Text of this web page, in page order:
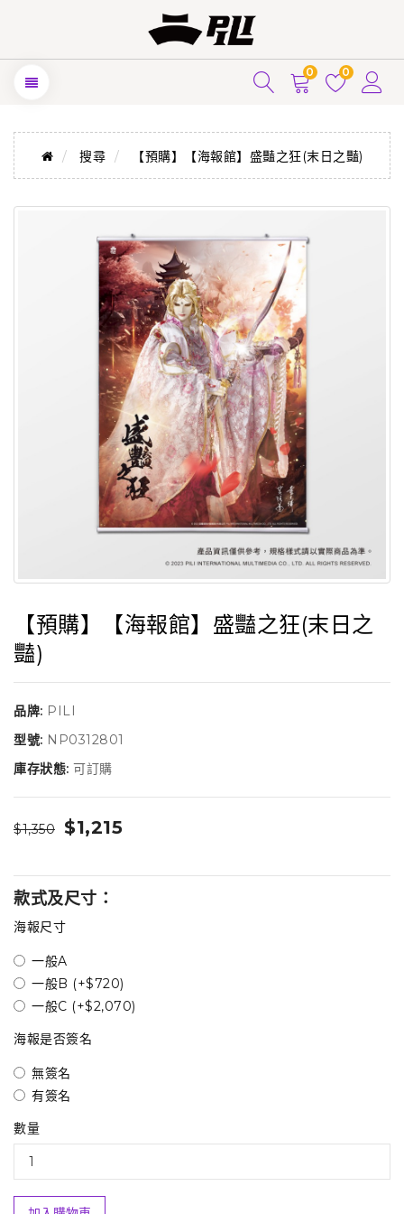
0 0
搜尋 【預購】【海報館】盛豔之狂(末日之豔)
【預購】【海報館】盛豔之狂(末日之
豔)
品牌: PILI
型號: NP0312801
庫存狀態: 可訂購
$1,350 $1,215
款式及尺寸：
海報尺寸
一般A
一般B (+$720)
一般C (+$2,070)
海報是否簽名
無簽名
有簽名
數量